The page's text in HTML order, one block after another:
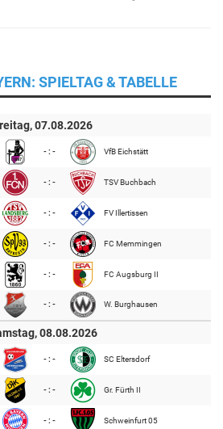
SPIELTAG & TABELLE
07.08.2026
- : - VfB Eichstätt
- : - TSV Buchbach
- : - FV Illertissen
- : - FC Memmingen
- : - FC Augsburg II
- : - W. Burghausen
08.08.2026
- : - SC Eltersdorf
- : - Gr. Fürth II
- : - Schweinfurt 05